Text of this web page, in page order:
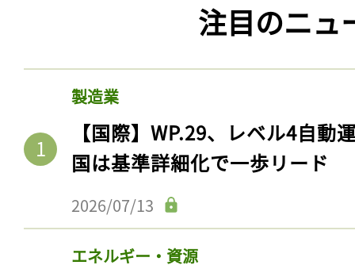
注目のニュ
製造業
【国際】WP.29、レベル4自動
国は基準詳細化で一歩リード
2026/07/13
エネルギー・資源